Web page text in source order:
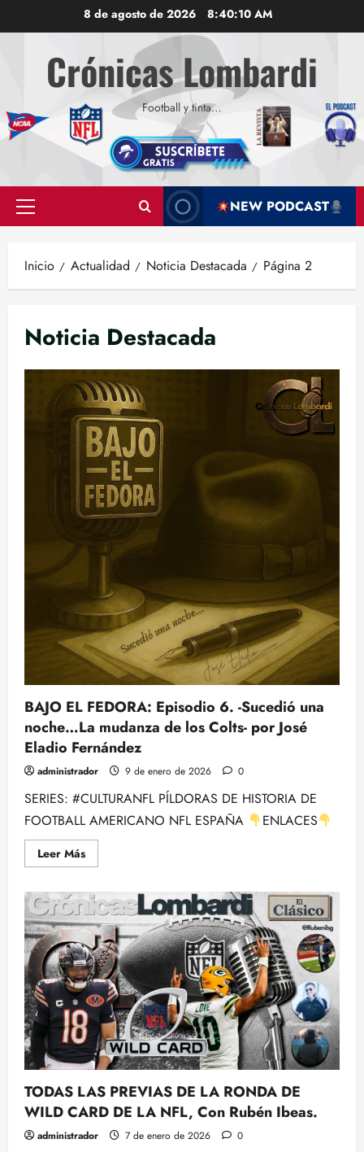
al
contenido
8 de agosto de 2026 8:40:11 AM
Crónicas Lombardi
Football y tinta…
Menú
NEW PODCAST
Inicio Actualidad Noticia Destacada Página 2
Noticia Destacada
BAJO EL FEDORA: Episodio 6. -Sucedió una
noche…La mudanza de los Colts- por José
Eladio Fernández
administrador 9 de enero de 2026 0
SERIES: #CULTURANFL PÍLDORAS DE HISTORIA DE
FOOTBALL AMERICANO NFL ESPAÑA
ENLACES
Leer MásLeer
más
BAJO
EL
FEDORA:
Episodio
6.
-
Sucedió
una
noche…
La
mudanza
de
los
Colts-
por
José
Fernández
TODAS LAS PREVIAS DE LA RONDA DE
WILD CARD DE LA NFL, Con Rubén Ibeas.
administrador 7 de enero de 2026 0